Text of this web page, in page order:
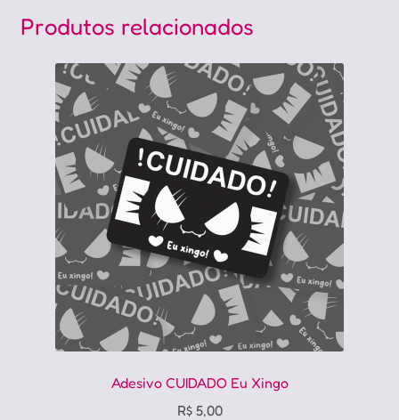
Produtos relacionados
Adesivo CUIDADO Eu Xingo
R$5,00